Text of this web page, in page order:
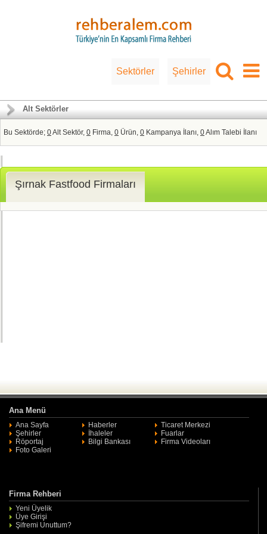
Sektörler Şehirler
Alt Sektörler
Bu Sektörde; 0Alt Sektör, 0 Firma, 0 Ürün, 0 Kampanya İlanı, 0Alım Talebi İlanı
Şırnak Fastfood Firmaları
Ana Menü
Ana Sayfa Haberler
Ticaret Merkezi
Şehirler
İhaleler
Fuarlar
Röportaj
Bilgi Bankası
Firma Videoları
Foto Galeri
Firma Rehberi
Yeni Üyelik
Üye Girişi
Şifremi Unuttum?